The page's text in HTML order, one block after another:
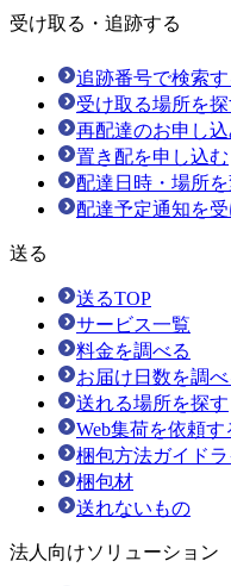
受け取る・追跡する
追跡番号で検索す
受け取る場所を
再配達のお申し込
置き配を申し込む
配達日時・場所
配達予定通知を
送る
送るTOP
サービス一覧
料金を調べる
お届け日数を調べ
送れる場所を探す
Web集荷を依頼す
梱包方法ガイド
梱包材
送れないもの
法人向けソリューション